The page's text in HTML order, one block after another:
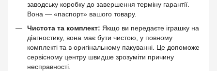
заводську коробку до завершення терміну гарантії.
Вона — «паспорт» вашого товару.
Чистота та комплект: Якщо ви передаєте іграшку на
діагностику, вона має бути чистою, у повному
комплекті та в оригінальному пакуванні. Це допоможе
сервісному центру швидше зрозуміти причину
несправності.